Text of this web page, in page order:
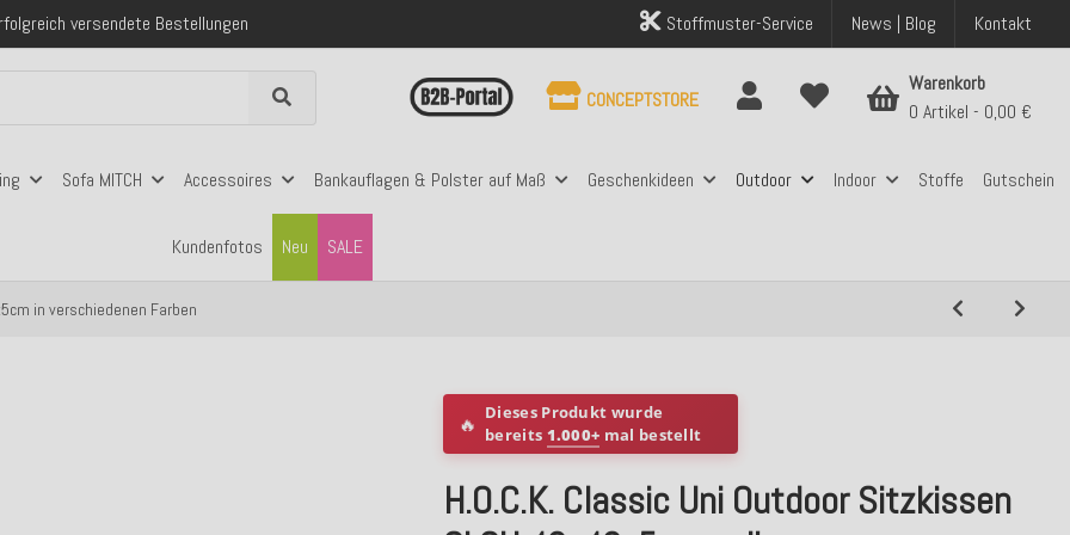
versendete Bestellungen
Klarna, PayPal & Amazon Pay
Stoffmuster-Service News | Blog Kontakt
Sofa MITCH Accessoires Bankauflagen & Polster auf Maß Geschenkideen Outdoor Indoor Stoffe Gutschein
Kundenfotos SALE
Neu
CONCEPTSTORE
Warenkorb
0 Artikel
0,00 €
in verschiedenen Farben
🔥 Dieses Produkt wurde
bereits 1.000+ mal bestellt
H.O.C.K. Classic Uni Outdoor Sitzkissen